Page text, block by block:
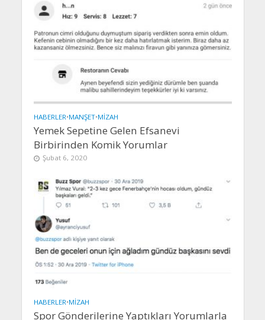
HABERLER•MANŞET•MIZAH
Yemek Sepetine Gelen Efsanevi
Birbirinden Komik Yorumlar
Şubat 6, 2020
HABERLER•MIZAH
Spor Gönderilerine Yaptıkları Yorumlarla